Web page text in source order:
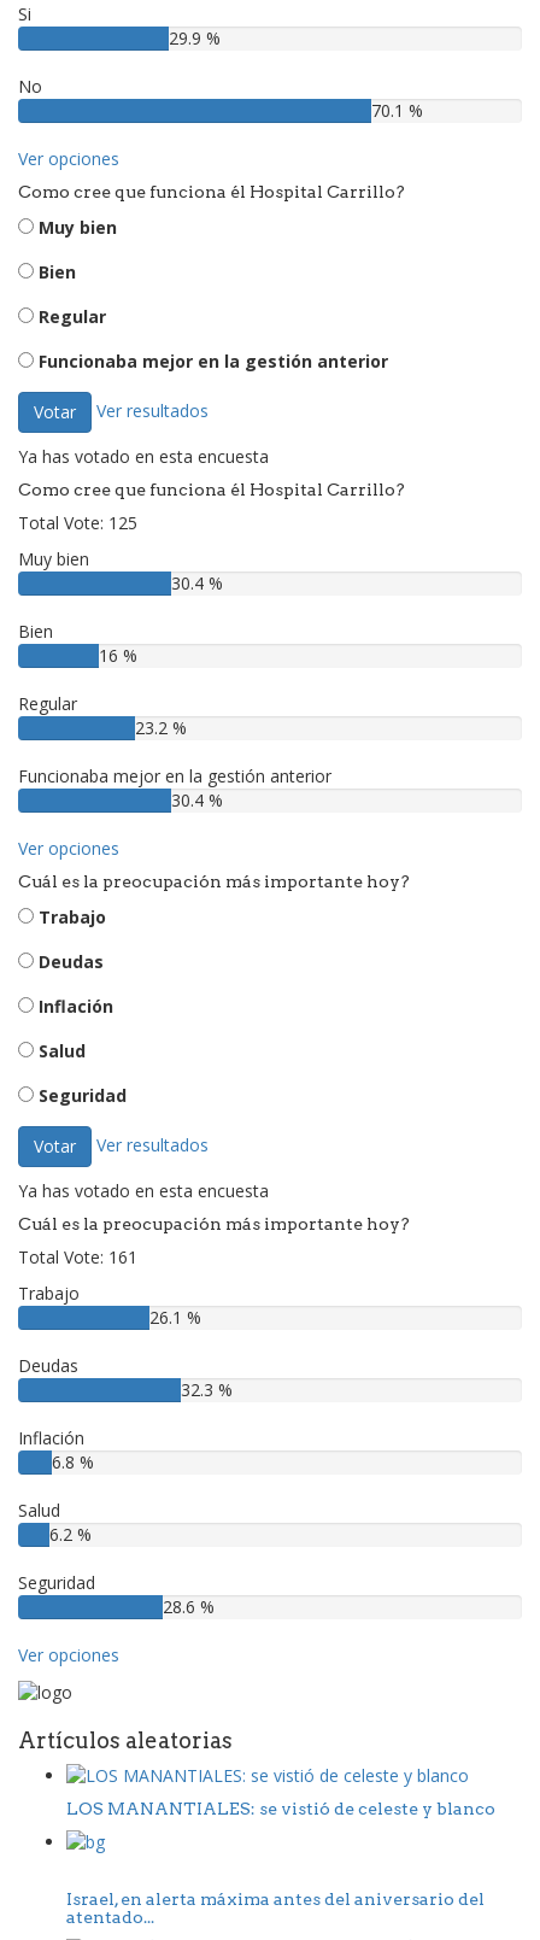
Si
29.9 %
No
70.1 %
Ver opciones
Como cree que funciona él Hospital Carrillo?
Muy bien
Bien
Regular
Funcionaba mejor en la gestión anterior
Votar Ver resultados
Ya has votado en esta encuesta
Como cree que funciona él Hospital Carrillo?
Total Vote: 125
Muy bien
30.4 %
Bien
16 %
Regular
23.2 %
Funcionaba mejor en la gestión anterior
30.4 %
Ver opciones
Cuál es la preocupación más importante hoy?
Trabajo
Deudas
Inflación
Salud
Seguridad
Votar Ver resultados
Ya has votado en esta encuesta
Cuál es la preocupación más importante hoy?
Total Vote: 161
Trabajo
26.1 %
Deudas
32.3 %
Inflación
6.8 %
Salud
6.2 %
Seguridad
28.6 %
Ver opciones
Artículos aleatorias
LOS MANANTIALES: se vistió de celeste y blanco
Israel, en alerta máxima antes del aniversario del
atentado...